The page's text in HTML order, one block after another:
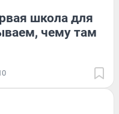
школа для
чему там